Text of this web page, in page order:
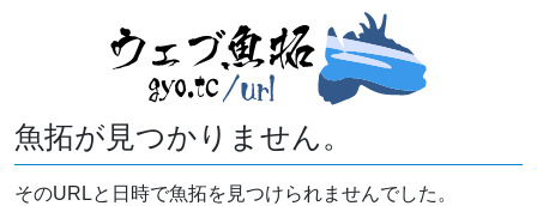
魚拓が見つかりません。
そのURLと日時で魚拓を見つけられませんでした。